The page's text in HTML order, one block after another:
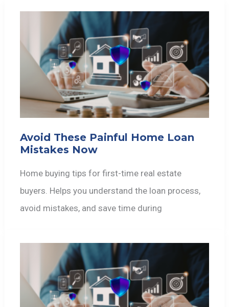
Avoid These Painful Home Loan
Mistakes Now
Home buying tips for first-time real estate
buyers. Helps you understand the loan process,
avoid mistakes, and save time during